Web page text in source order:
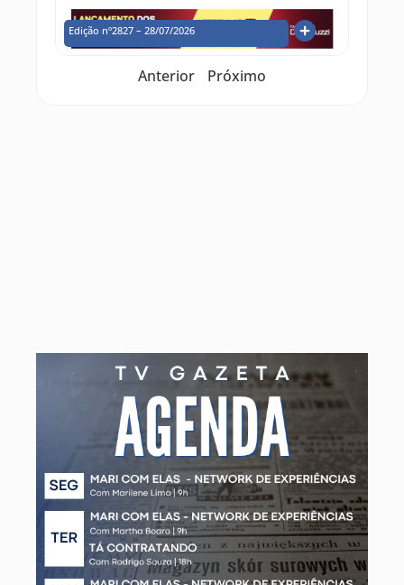
Edição nº2827 – 28/07/2026
Anterior Próximo